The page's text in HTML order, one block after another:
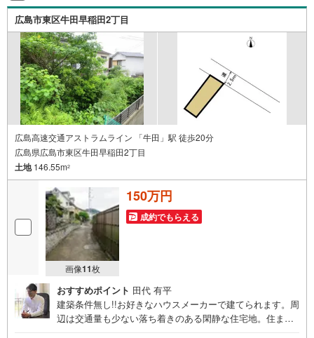
広島市東区牛田早稲田2丁目
広島高速交通アストラムライン 「牛田」駅 徒歩20分
広島県広島市東区牛田早稲田2丁目
土地146.55m2
画像11枚
150万円
成約でもらえる
おすすめポイント 田代 有平
建築条件無し!!お好きなハウスメーカーで建てられます。周
辺は交通量も少ない落ち着きのある閑静な住宅地。住まい